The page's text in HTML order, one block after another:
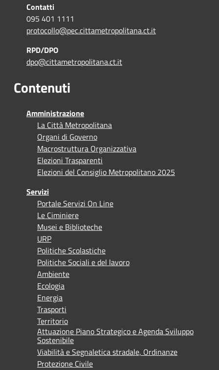
Contatti
095 401 1111
protocollo@pec.cittametropolitana.ct.it
RPD/DPO
dpo@cittametropolitana.ct.it
Contenuti
Amministrazione
La Città Metropolitana
Organi di Governo
Macrostruttura Organizzativa
Elezioni Trasparenti
Elezioni del Consiglio Metropolitano 2025
Servizi
Portale Servizi On Line
Le Ciminiere
Musei e Biblioteche
URP
Politiche Scolastiche
Politiche Sociali e del lavoro
Ambiente
Ecologia
Energia
Trasporti
Territorio
Attuazione Piano Strategico e Agenda Sviluppo
Sostenibile
Viabilità e Segnaletica stradale, Ordinanze
Protezione Civile